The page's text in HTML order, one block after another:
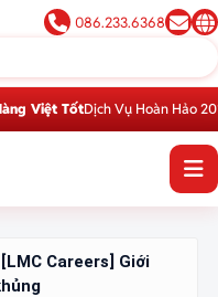
086.233.6368
TốtDịch Vụ Hoàn Hảo 2016Top
[LMC Careers] Giới